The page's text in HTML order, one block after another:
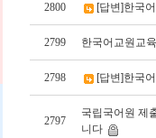
2800 [답변]한국
2799 한국어교원교
2798 [답변]한국
2797
국립국어원 제
니다